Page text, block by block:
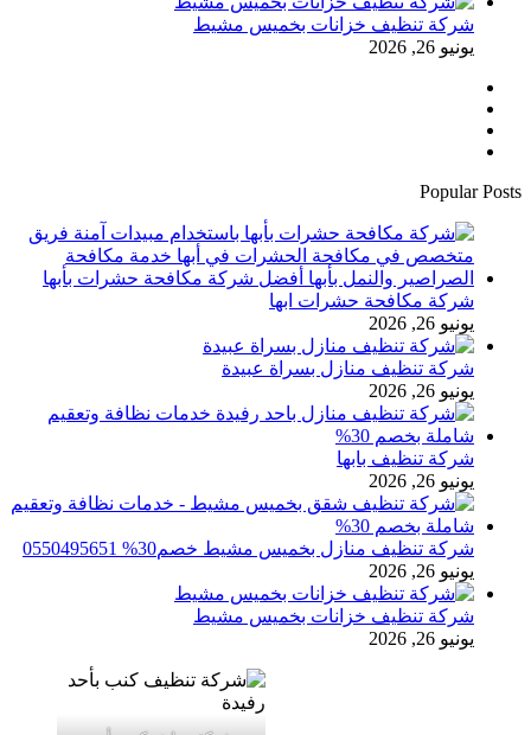
شركة تنظيف خزانات بخميس مشيط
يونيو 26, 2026
Popular Posts
شركة مكافحة حشرات ابها
يونيو 26, 2026
شركة تنظيف منازل بسراة عبيدة
يونيو 26, 2026
شركة تنظيف بابها
يونيو 26, 2026
شركة تنظيف منازل بخميس مشيط خصم30% 0550495651
يونيو 26, 2026
شركة تنظيف خزانات بخميس مشيط
يونيو 26, 2026